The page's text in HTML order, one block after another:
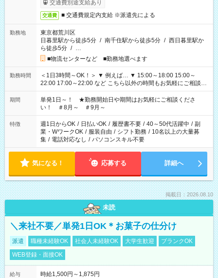
交通費別途支給あり
交通費 ■ 交通費規定内支給 ※派遣先による
勤務地
東京都荒川区
日暮里駅から徒歩5分 / 南千住駅から徒歩5分 / 西日暮里駅か
ら徒歩5分 / …
■物流センターなど ■勤務地選べます
勤務時間
＜1日3時間～OK！＞ ▼ 例えば… ▼ 15:00～18:00 15:00～
22:00 17:00～22:00 など こちら以外の時間もお気軽にご相談く
ださい！
期間
単発1日～！ ★勤務開始日や期間はお気軽にご相談くださ
い！ ＃8月～ ＃9月～
特徴 週1日からOK / 日払いOK / 履歴書不要 / 40～50代活躍中 / 副
業・WワークOK / 服装自由 / シフト勤務 / 10名以上の大量募
集 / 電話対応なし / パソコンスキル不要
気になる！ 応募する 詳細へ
掲載日：2026.08.10
未読
＼来社不要／単発1日OK＊お菓子の仕分け
派遣 職種未経験OK 社会人未経験OK 大学生歓迎
ブランクOK
WEB登録・面接OK
給与 時給1,500円～1,875円